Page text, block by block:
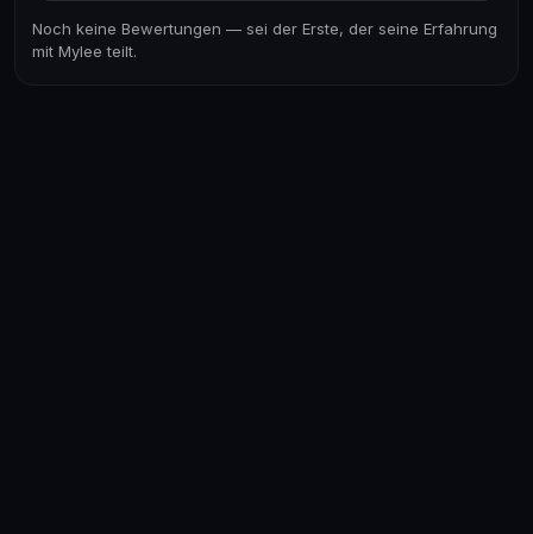
Noch keine Bewertungen — sei der Erste, der seine Erfahrung
mit Mylee teilt.